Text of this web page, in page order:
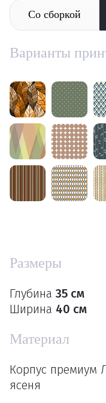
Со сборкой
Варианты
Размеры
Глубина 35 см
Ширина 40 см
Материал
Корпус премиум
ясеня